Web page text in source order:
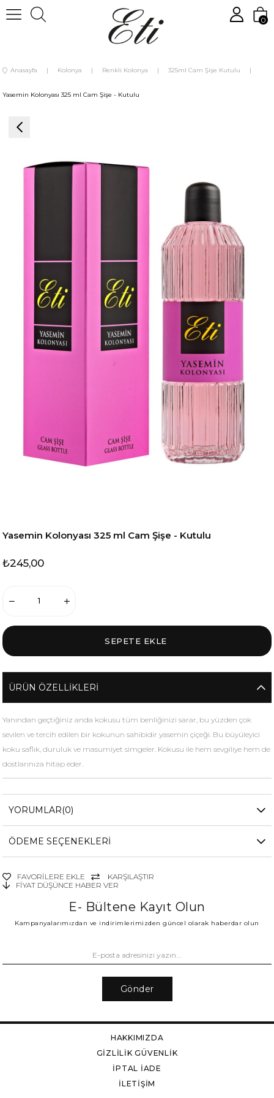
0
Anasayfa Kolonya Renkli Kolonya 325ml Cam Şişe Kutulu
Yasemin Kolonyası 325 ml Cam Şişe - Kutulu
Yasemin Kolonyası 325 ml Cam Şişe - Kutulu
₺245,00
ÜRÜN ÖZELLIKLERI
Yanından geçtiğiniz anda kokusu tüm benliğinizi sarar, bu yüzden çok
sevilen ve tercih edilen bir kokunun sahibidir yasemin çiçeği. Bu büyüleyici
koku saflık, duruluk ve masumiyet simgeler. Kokusu ile hem sevgiliye hem de
dostlarınıza hitap eder.
YORUMLAR(0)
ÖDEME SEÇENEKLERI
FAVORILERE EKLE
KARŞILAŞTIR
FIYAT DÜŞÜNCE HABER VER
E- Bültene Kayıt Olun
Kampanyalarımızdan ve indirimlerimizden güncel olarak haberdar olun
Gönder
HAKKIMIZDA
GİZLİLİK GÜVENLİK
İPTAL İADE
İLETİŞİM